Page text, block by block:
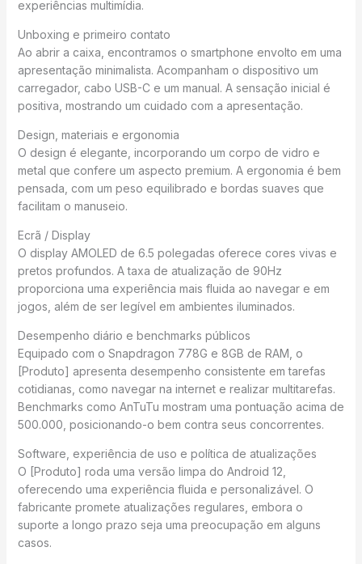
experiências multimídia.
Unboxing e primeiro contato
Ao abrir a caixa, encontramos o smartphone envolto em uma
apresentação minimalista. Acompanham o dispositivo um
carregador, cabo USB-C e um manual. A sensação inicial é
positiva, mostrando um cuidado com a apresentação.
Design, materiais e ergonomia
O design é elegante, incorporando um corpo de vidro e
metal que confere um aspecto premium. A ergonomia é bem
pensada, com um peso equilibrado e bordas suaves que
facilitam o manuseio.
Ecrã / Display
O display AMOLED de 6.5 polegadas oferece cores vivas e
pretos profundos. A taxa de atualização de 90Hz
proporciona uma experiência mais fluida ao navegar e em
jogos, além de ser legível em ambientes iluminados.
Desempenho diário e benchmarks públicos
Equipado com o Snapdragon 778G e 8GB de RAM, o
[Produto] apresenta desempenho consistente em tarefas
cotidianas, como navegar na internet e realizar multitarefas.
Benchmarks como AnTuTu mostram uma pontuação acima de
500.000, posicionando-o bem contra seus concorrentes.
Software, experiência de uso e política de atualizações
O [Produto] roda uma versão limpa do Android 12,
oferecendo uma experiência fluida e personalizável. O
fabricante promete atualizações regulares, embora o
suporte a longo prazo seja uma preocupação em alguns
casos.